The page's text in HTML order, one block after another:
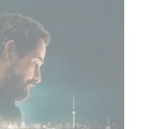
Top 10 der nicht-